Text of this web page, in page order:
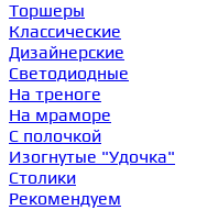
Торшеры
Классические
Дизайнерские
Светодиодные
На треноге
На мраморе
С полочкой
Изогнутые "Удочка"
Столики
Рекомендуем